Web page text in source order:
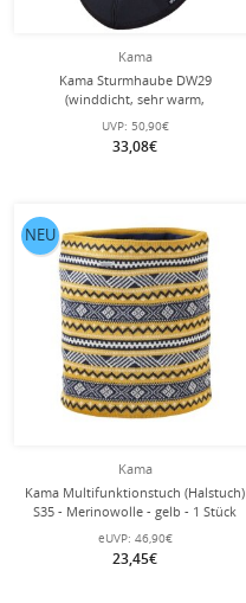
Kama
Kama Sturmhaube DW29
(winddicht, sehr warm,
atmungsaktiv) - schwarz - 1 Stück
UVP: 50,90€
33,08€
Kama
Kama Multifunktionstuch (Halstuch)
S35 - Merinowolle - gelb - 1 Stück
eUVP: 46,90€
23,45€
NEU